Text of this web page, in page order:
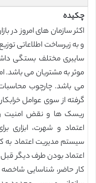
چکیده
اکثر سازمان های امروز در
و به زیرساخت اطلاعاتی
سایبری مختلف بستگی
موثر به مشتریان می باشد.
می باشد. چارچوب
گرفته از سوی عوامل
ریسک ها و نقض امنیت
اعتماد و شهرت، ابزاری
سیستم مدیریت اعتماد به
اعتماد بودن طرف دیگر
کار حاضر، شناسایی